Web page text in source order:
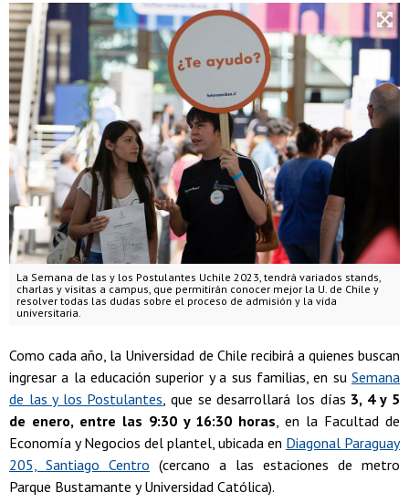
La Semana de las y los Postulantes Uchile 2023, tendrá variados stands,
charlas y visitas a campus, que permitirán conocer mejor la U. de Chile y
resolver todas las dudas sobre el proceso de admisión y la vida
universitaria.
Como cada año, la Universidad de Chile recibirá a quienes buscan
ingresar a la educación superior y a sus familias, en su Semana
de las y los Postulantes , que se desarrollará los días 3, 4 y 5
de enero, entre las 9:30 y 16:30 horas , en la Facultad de
Economía y Negocios del plantel, ubicada en Diagonal Paraguay
205, Santiago Centro (cercano a las estaciones de metro
Parque Bustamante y Universidad Católica).